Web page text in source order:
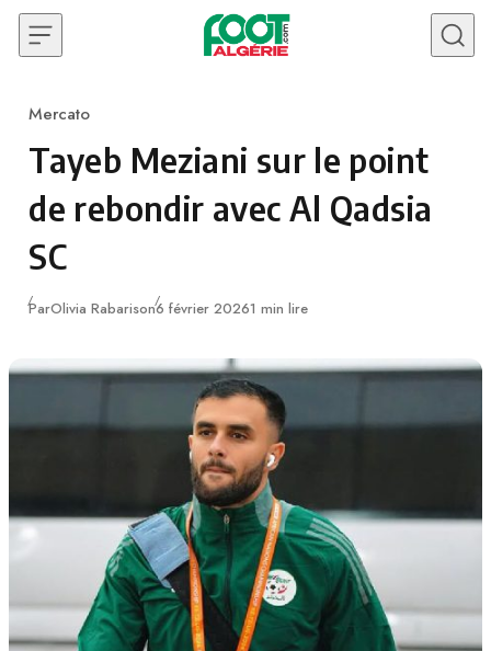
Skip to content
Category
Mercato
Tayeb Meziani sur le point
de rebondir avec Al Qadsia
SC
ParOlivia RabarisonPublié
6 février 20261 min lire